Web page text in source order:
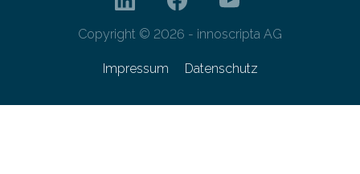
Copyright © 2026 - innoscripta AG
Impressum Datenschutz